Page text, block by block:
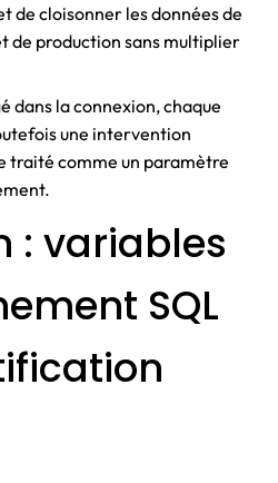
de cloisonner les données de
de production sans multiplier
dans la connexion, chaque
une intervention
traité comme un paramètre
: variables
SQL